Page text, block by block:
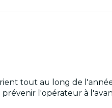
tout au long de
prévenir l'opérateur à